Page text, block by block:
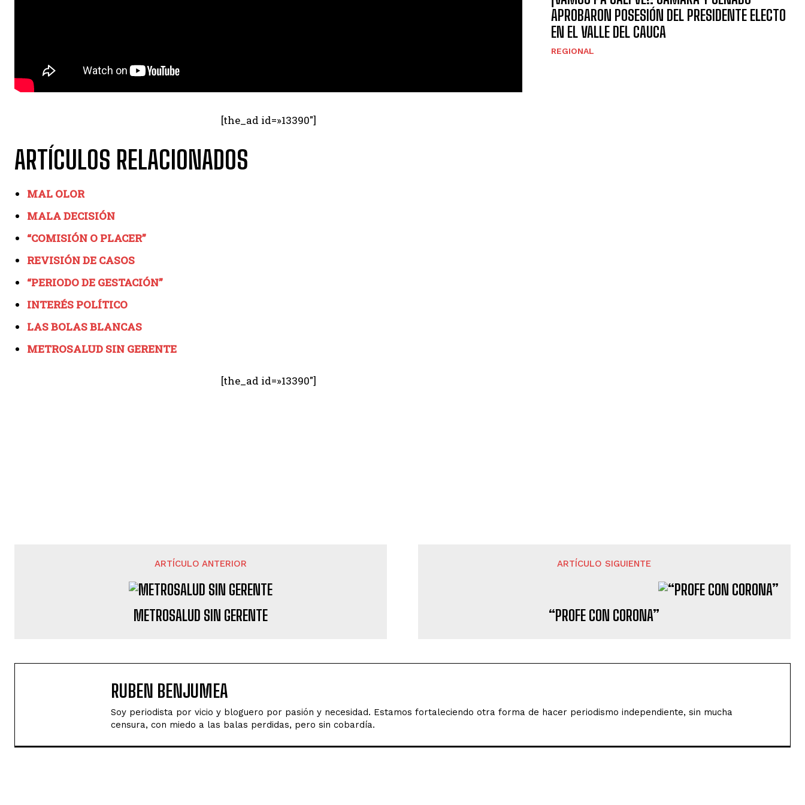
[the_ad id=»13390″]
ARTÍCULOS RELACIONADOS
MAL OLOR
MALA DECISIÓN
“COMISIÓN O PLACER”
REVISIÓN DE CASOS
“PERIODO DE GESTACIÓN”
INTERÉS POLÍTICO
LAS BOLAS BLANCAS
METROSALUD SIN GERENTE
[the_ad id=»13390″]
APROBARON POSESIÓN DEL PRESIDENTE ELECTO
EN EL VALLE DEL CAUCA
REGIONAL
ARTÍCULO ANTERIOR
METROSALUD SIN GERENTE
ARTÍCULO SIGUIENTE
“PROFE CON CORONA”
RUBEN BENJUMEA
Soy periodista por vicio y bloguero por pasión y necesidad. Estamos fortaleciendo otra forma de hacer periodismo independiente, sin mucha
censura, con miedo a las balas perdidas, pero sin cobardía.